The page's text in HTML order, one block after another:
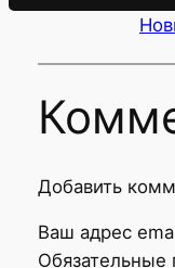
Добавить
Ваш адрес